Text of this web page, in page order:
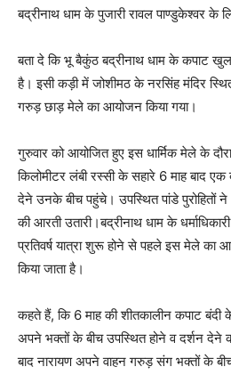
बद्रीनाथ धाम के पुजारी रावल पाण्डुकेश्वर के
बता दे कि भू बैकुंठ बद्रीनाथ धाम के कपाट
है। इसी कड़ी में जोशीमठ के नरसिंह मंदिर
गरुड़ छाड़ मेले का आयोजन किया गया।
गुरुवार को आयोजित हुए इस धार्मिक मेले के
किलोमीटर लंबी रस्सी के सहारे 6 माह बाद
देने उनके बीच पहुंचे। उपस्थित पांडे पुरोहितों
की आरती उतारी।बद्रीनाथ धाम के
प्रतिवर्ष यात्रा शुरू होने से पहले इस मेले का
किया जाता है।
कहते हैं, कि 6 माह की शीतकालीन कपाट बंदी
अपने भक्तों के बीच उपस्थित होने व दर्शन देने
बाद नारायण अपने वाहन गरुड़ संग भक्तों के